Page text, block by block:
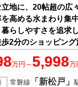
立地に、20帖超の広
高める水まわり集
らしやすさを追求
2分のショッピン
境も魅力。フラット
万円～ 5,998万
常磐線 「新松戸」